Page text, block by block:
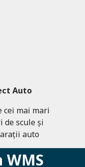
Auto
cei mai mari
scule și
auto
WMS